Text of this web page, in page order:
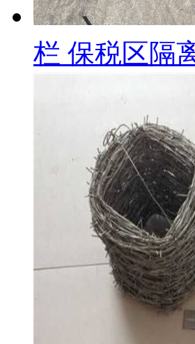
栏 保税区隔